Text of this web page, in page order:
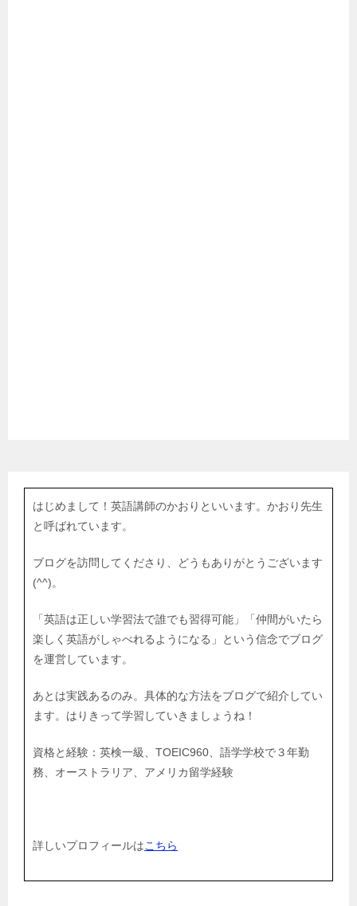
はじめまして！英語講師のかおりといいます。かおり先生
と呼ばれています。
ブログを訪問してくださり、どうもありがとうございます
(^^)。
「英語は正しい学習法で誰でも習得可能」「仲間がいたら
楽しく英語がしゃべれるようになる」という信念でブログ
を運営しています。
あとは実践あるのみ。具体的な方法をブログで紹介してい
ます。はりきって学習していきましょうね！
資格と経験：英検一級、TOEIC960、語学学校で３年勤
務、オーストラリア、アメリカ留学経験
詳しいプロフィールはこちら